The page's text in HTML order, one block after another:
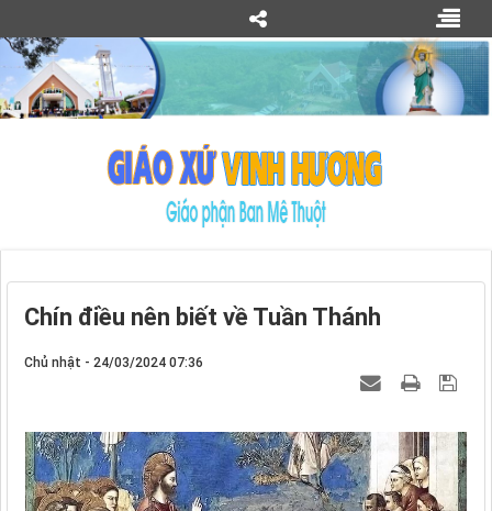
Chín điều nên biết về Tuần Thánh
Chủ nhật - 24/03/2024 07:36